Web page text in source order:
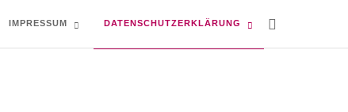
IMPRESSUM DATENSCHUTZERKLÄRUNG